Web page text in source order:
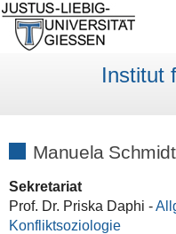
Institut
Manuela Schmidt
Sekretariat
Prof. Dr. Priska Daphi -
Konfliktsoziologie